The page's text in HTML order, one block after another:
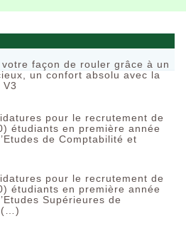
façon de rouler grâce à un
un confort absolu avec la
V3
pour le recrutement de
étudiants en première année
de Comptabilité et
pour le recrutement de
étudiants en première année
Supérieures de
(…)